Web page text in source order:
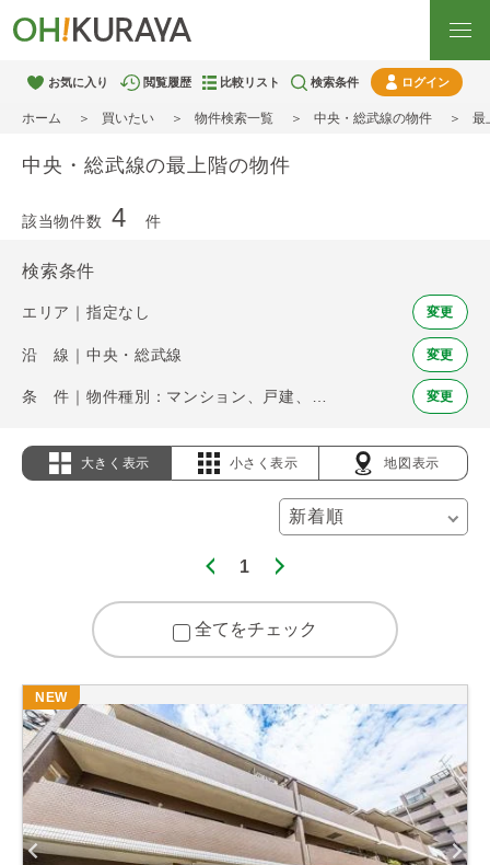
お気に入り 閲覧履歴 比較リスト 検索条件 ログイン
ホーム 買いたい 物件検索一覧 中央・総武線の物件 最
中央・総武線の最上階の物件
該当物件数 4 件
検索条件
エリア｜指定なし 変更
沿 線｜中央・総武線 変更
変更
大きく表示 小さく表示 地図表示
1
全てをチェック
NEW